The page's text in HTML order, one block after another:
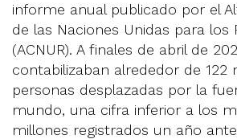
informe anual publicado por el
de las Naciones Unidas para los
(ACNUR). A finales de abril de
contabilizaban alrededor de 122
personas desplazadas por la
mundo, una cifra inferior a los
millones registrados un año